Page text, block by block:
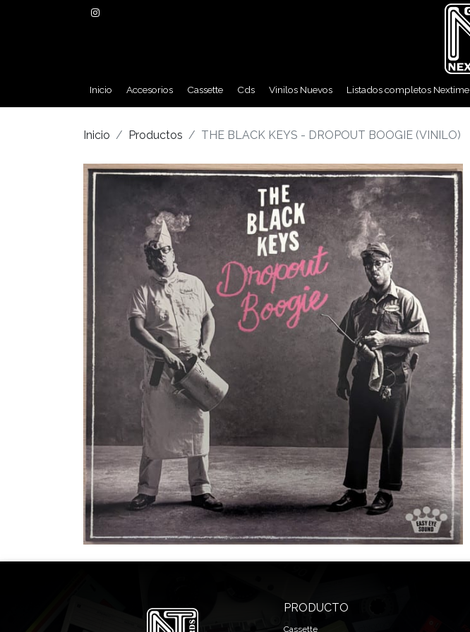
Inicio Accesorios Cassette Cds Vinilos Nuevos Listados completos Nextime
Inicio Productos THE BLACK KEYS - DROPOUT BOOGIE (VINILO)
PRODUCTO
Cassette